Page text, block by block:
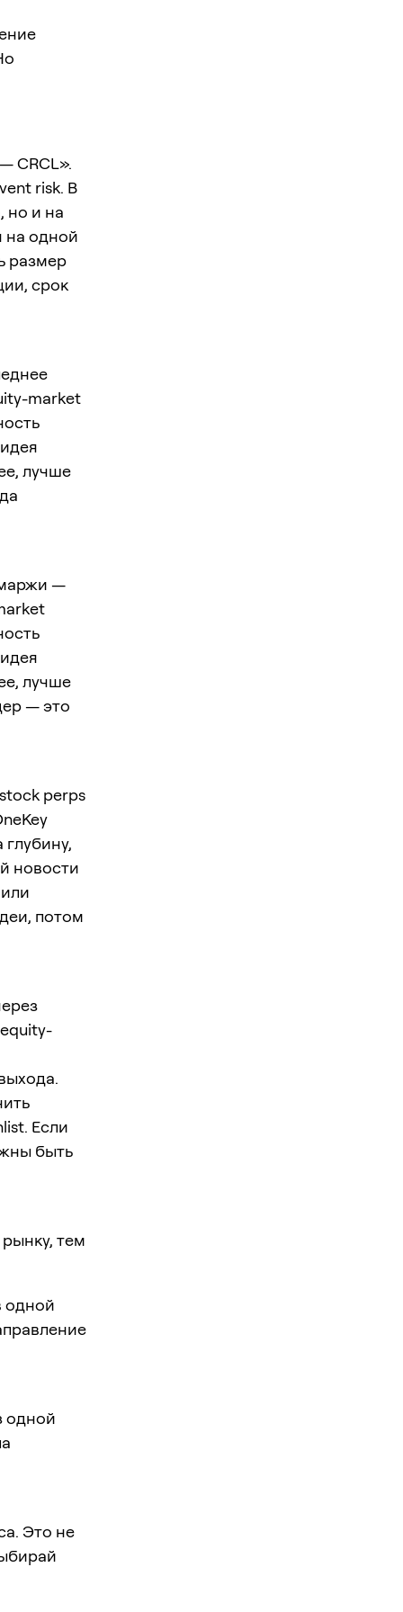
CRCL».
risk. В
но и на
на одной
размер
срок
market
лучше
маржи —
лучше
— это
perps
новости
потом
Если
быть
тем
одной
одной
Это не